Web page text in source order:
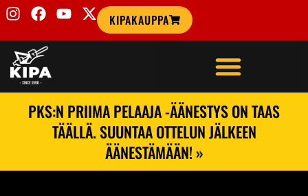
KIPAKAUPPA
PKS:N PRIIMA PELAAJA -ÄÄNESTYS ON TAAS
TÄÄLLÄ. SUUNTAA OTTELUN JÄLKEEN
ÄÄNESTÄMÄÄN! »